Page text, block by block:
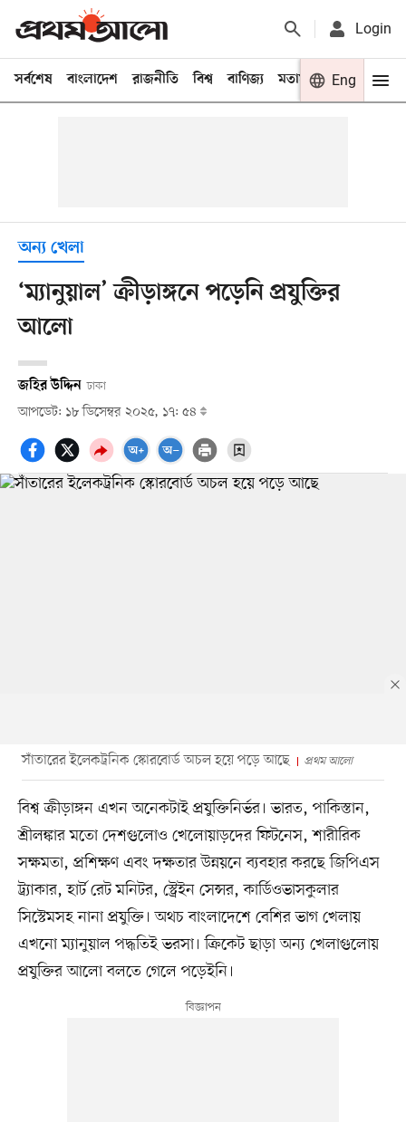
Login
সর্বশেষ বাংলাদেশ রাজনীতি বিশ্ব বাণিজ্য মতামত খেলা
Eng
অন্য খেলা
‘ম্যানুয়াল’ ক্রীড়াঙ্গনে পড়েনি প্রযুক্তির
আলো
জহির উদ্দিন ঢাকা
আপডেট: ১৮ ডিসেম্বর ২০২৫, ১৭: ৫৪
সাঁতারের ইলেকট্রনিক স্কোরবোর্ড অচল হয়ে পড়ে আছে প্রথম আলো
বিশ্ব ক্রীড়াঙ্গন এখন অনেকটাই প্রযুক্তিনির্ভর। ভারত, পাকিস্তান,
শ্রীলঙ্কার মতো দেশগুলোও খেলোয়াড়দের ফিটনেস, শারীরিক
সক্ষমতা, প্রশিক্ষণ এবং দক্ষতার উন্নয়নে ব্যবহার করছে জিপিএস
ট্র্যাকার, হার্ট রেট মনিটর, স্ট্রেইন সেন্সর, কার্ডিওভাসকুলার
সিস্টেমসহ নানা প্রযুক্তি। অথচ বাংলাদেশে বেশির ভাগ খেলায়
এখনো ম্যানুয়াল পদ্ধতিই ভরসা। ক্রিকেট ছাড়া অন্য খেলাগুলোয়
প্রযুক্তির আলো বলতে গেলে পড়েইনি।